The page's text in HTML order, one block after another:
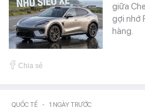
giữa
gợi nhớ
hàng.
Chia sẻ
QUỐC TẾ - 1 NGÀY TRƯỚC